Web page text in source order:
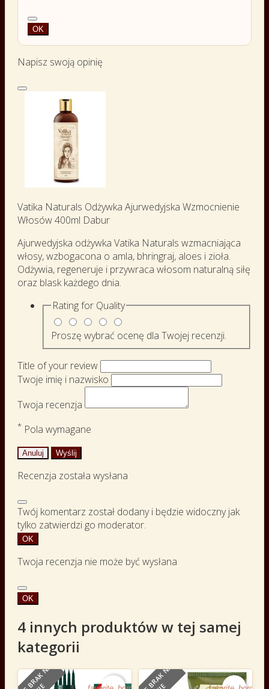
OK
Napisz swoją opinię
Vatika Naturals Odżywka Ajurwedyjska Wzmocnienie
Włosów 400ml Dabur
Ajurwedyjska odżywka Vatika Naturals wzmacniająca
włosy, wzbogacona o amla, bhringraj, aloes i zioła.
Odżywia, regeneruje i przywraca włosom naturalną siłę
oraz blask każdego dnia.
Rating for Quality
Proszę wybrać ocenę dla Twojej recenzji.
Title of your review
Twoje imię i nazwisko
Twoja recenzja
* Pola wymagane
Anuluj Wyślij
Recenzja została wysłana
Twój komentarz został dodany i będzie widoczny jak
tylko zatwierdzi go moderator.
OK
Twoja recenzja nie może być wysłana
OK
4 innych produktów w tej samej
kategorii